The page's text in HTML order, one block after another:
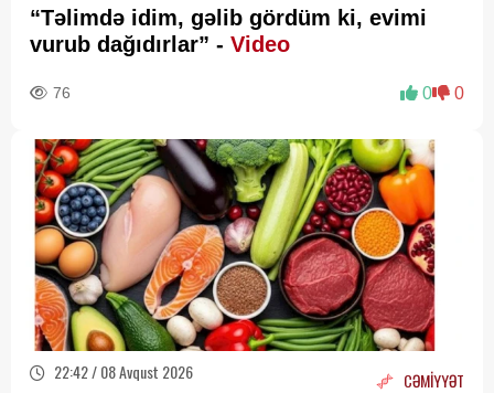
“Təlimdə idim, gəlib gördüm ki, evimi
vurub dağıdırlar” - Video
76 0 0
22:42 / 08 Avqust 2026 CƏMİYYƏT